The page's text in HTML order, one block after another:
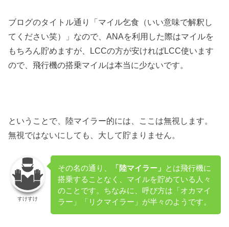
ブログのタイトル通り「マイル乞食（いい意味で解釈し
てください笑）」なので、ANAを利用した際はマイルを
もちろん貯めますが、LCCの方が安ければLCC使います
ので、飛行機の搭乗マイルは本当に少ないです。
ということで、陸マイラー的には、ここは無視します。
無視ではないにしても、大して貯まりません。
すけすけ
その名の通り、 「陸マイラー」
とは飛行機に
搭乗することなく、マイルを貯めている人々
のことです。ちなみに、呼び方は「オカマイ
ラー」「リクマイラー」が半々のようです。